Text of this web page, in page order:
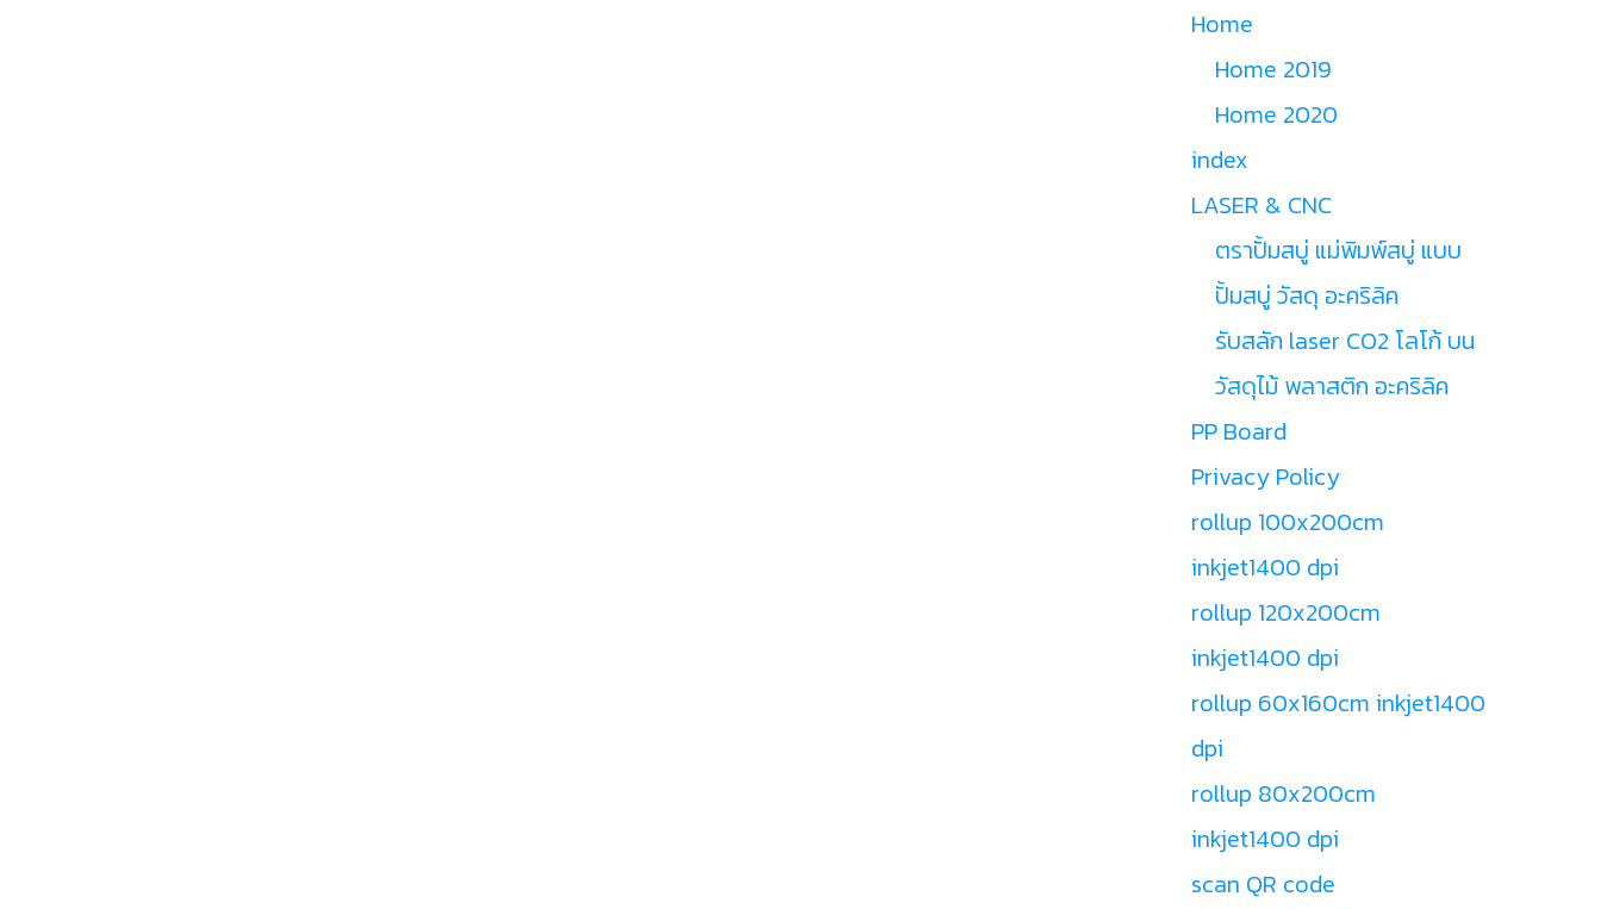
Home
Home 2019
Home 2020
index
LASER & CNC
ตราปั้มสบู่ แม่พิมพ์สบู่ แบบ
ปั้มสบู่ วัสดุ อะคริลิค
รับสลัก laser CO2 โลโก้ บน
วัสดุไม้ พลาสติก อะคริลิค
PP Board
Privacy Policy
rollup 100x200cm
inkjet1400 dpi
rollup 120x200cm
inkjet1400 dpi
rollup 60x160cm inkjet1400
dpi
rollup 80x200cm
inkjet1400 dpi
scan QR code